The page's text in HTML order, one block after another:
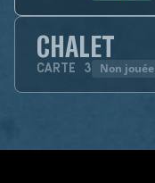
CHALET
CARTE 3 Non jouée